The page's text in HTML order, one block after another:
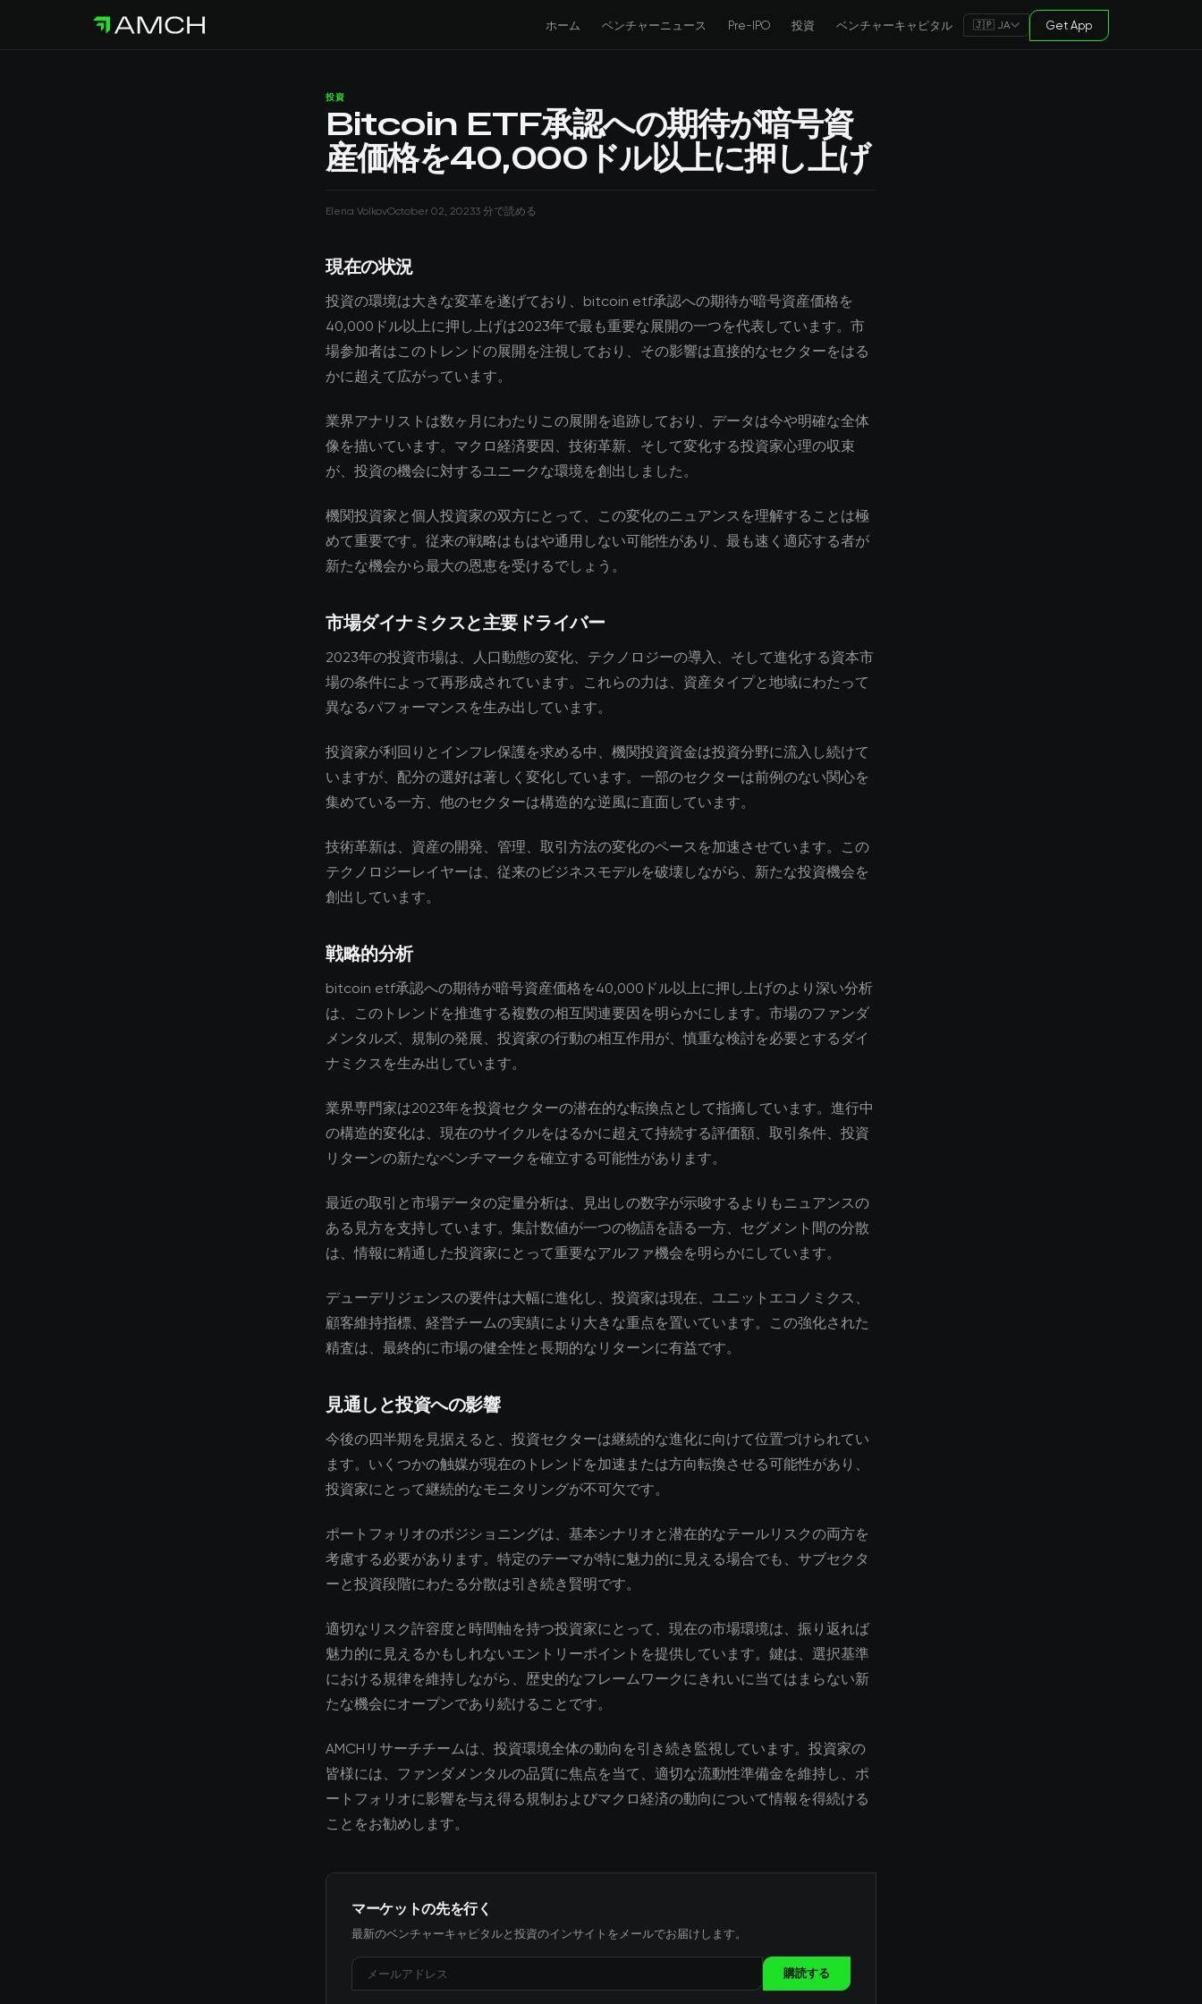
ホーム ベンチャーニュース Pre-IPO 投資 ベンチャーキャピタル 🇯🇵 JA Get App
投資
Bitcoin ETF承認への期待が暗号資
産価格を40,000ドル以上に押し上げ
Elena VolkovOctober 02, 20233 分で読める
現在の状況
投資の環境は大きな変革を遂げており、bitcoin etf承認への期待が暗号資産価格を
40,000ドル以上に押し上げは2023年で最も重要な展開の一つを代表しています。市
場参加者はこのトレンドの展開を注視しており、その影響は直接的なセクターをはる
かに超えて広がっています。
業界アナリストは数ヶ月にわたりこの展開を追跡しており、データは今や明確な全体
像を描いています。マクロ経済要因、技術革新、そして変化する投資家心理の収束
が、投資の機会に対するユニークな環境を創出しました。
機関投資家と個人投資家の双方にとって、この変化のニュアンスを理解することは極
めて重要です。従来の戦略はもはや通用しない可能性があり、最も速く適応する者が
新たな機会から最大の恩恵を受けるでしょう。
市場ダイナミクスと主要ドライバー
2023年の投資市場は、人口動態の変化、テクノロジーの導入、そして進化する資本市
場の条件によって再形成されています。これらの力は、資産タイプと地域にわたって
異なるパフォーマンスを生み出しています。
投資家が利回りとインフレ保護を求める中、機関投資資金は投資分野に流入し続けて
いますが、配分の選好は著しく変化しています。一部のセクターは前例のない関心を
集めている一方、他のセクターは構造的な逆風に直面しています。
技術革新は、資産の開発、管理、取引方法の変化のペースを加速させています。この
テクノロジーレイヤーは、従来のビジネスモデルを破壊しながら、新たな投資機会を
創出しています。
戦略的分析
bitcoin etf承認への期待が暗号資産価格を40,000ドル以上に押し上げのより深い分析
は、このトレンドを推進する複数の相互関連要因を明らかにします。市場のファンダ
メンタルズ、規制の発展、投資家の行動の相互作用が、慎重な検討を必要とするダイ
ナミクスを生み出しています。
業界専門家は2023年を投資セクターの潜在的な転換点として指摘しています。進行中
の構造的変化は、現在のサイクルをはるかに超えて持続する評価額、取引条件、投資
リターンの新たなベンチマークを確立する可能性があります。
最近の取引と市場データの定量分析は、見出しの数字が示唆するよりもニュアンスの
ある見方を支持しています。集計数値が一つの物語を語る一方、セグメント間の分散
は、情報に精通した投資家にとって重要なアルファ機会を明らかにしています。
デューデリジェンスの要件は大幅に進化し、投資家は現在、ユニットエコノミクス、
顧客維持指標、経営チームの実績により大きな重点を置いています。この強化された
精査は、最終的に市場の健全性と長期的なリターンに有益です。
見通しと投資への影響
今後の四半期を見据えると、投資セクターは継続的な進化に向けて位置づけられてい
ます。いくつかの触媒が現在のトレンドを加速または方向転換させる可能性があり、
投資家にとって継続的なモニタリングが不可欠です。
ポートフォリオのポジショニングは、基本シナリオと潜在的なテールリスクの両方を
考慮する必要があります。特定のテーマが特に魅力的に見える場合でも、サブセクタ
ーと投資段階にわたる分散は引き続き賢明です。
適切なリスク許容度と時間軸を持つ投資家にとって、現在の市場環境は、振り返れば
魅力的に見えるかもしれないエントリーポイントを提供しています。鍵は、選択基準
における規律を維持しながら、歴史的なフレームワークにきれいに当てはまらない新
たな機会にオープンであり続けることです。
AMCHリサーチチームは、投資環境全体の動向を引き続き監視しています。投資家の
皆様には、ファンダメンタルの品質に焦点を当て、適切な流動性準備金を維持し、ポ
ートフォリオに影響を与え得る規制およびマクロ経済の動向について情報を得続ける
ことをお勧めします。
マーケットの先を行く
最新のベンチャーキャピタルと投資のインサイトをメールでお届けします。
購読する